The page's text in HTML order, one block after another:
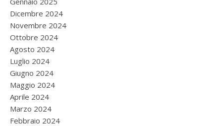
Dicembre 2024
Novembre 2024
Ottobre 2024
Agosto 2024
Luglio 2024
Giugno 2024
Maggio 2024
Aprile 2024
Marzo 2024
Febbraio 2024